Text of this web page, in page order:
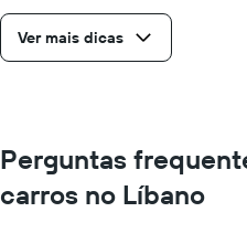
Ver mais dicas
Perguntas
carros no Líbano